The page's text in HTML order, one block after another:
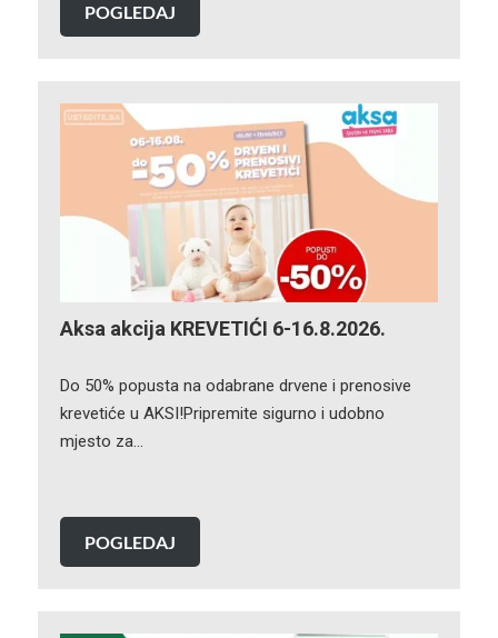
POGLEDAJ
Aksa akcija KREVETIĆI 6-16.8.2026.
Do 50% popusta na odabrane drvene i prenosive
krevetiće u AKSI!Pripremite sigurno i udobno
mjesto za…
POGLEDAJ